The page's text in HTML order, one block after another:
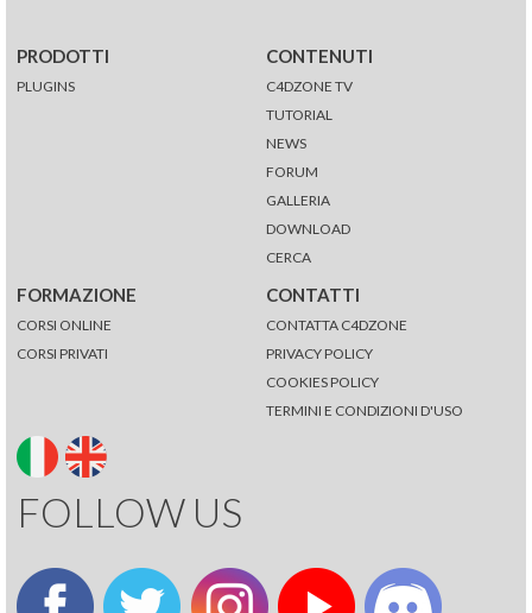
PRODOTTI
PLUGINS
CONTENUTI
C4DZONE TV
TUTORIAL
NEWS
FORUM
GALLERIA
DOWNLOAD
CERCA
FORMAZIONE
CORSI ONLINE
CORSI PRIVATI
CONTATTI
CONTATTA C4DZONE
PRIVACY POLICY
COOKIES POLICY
TERMINI E CONDIZIONI D'USO
FOLLOW US